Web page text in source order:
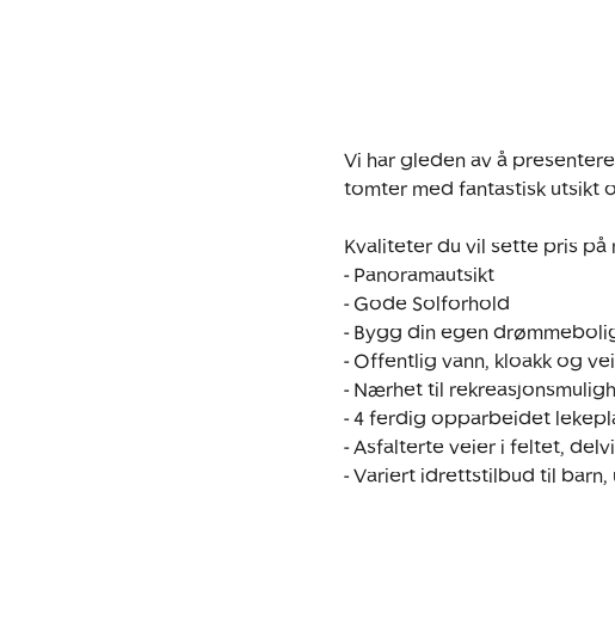
Vi har gleden av å
tomter med fantastisk utsikt
Kvaliteter du vil sette pris på
- Panoramautsikt
- Gode Solforhold
- Bygg din egen
- Offentlig vann, kloakk og
- Nærhet til
- 4 ferdig opparbeidet
- Asfalterte veier i feltet,